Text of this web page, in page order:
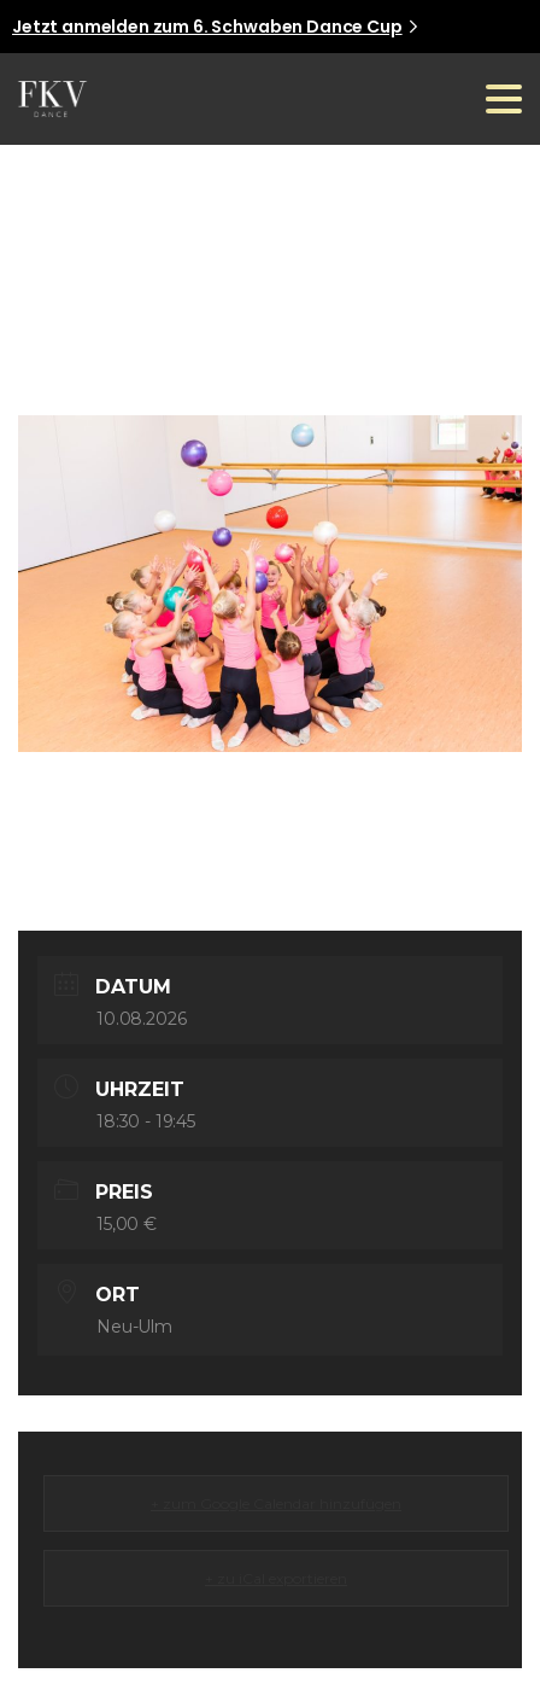
Jetzt anmelden zum 6. Schwaben Dance Cup
Jetzt anmelden
DATUM
10.08.2026
UHRZEIT
18:30 - 19:45
PREIS
15,00 €
ORT
Neu-Ulm